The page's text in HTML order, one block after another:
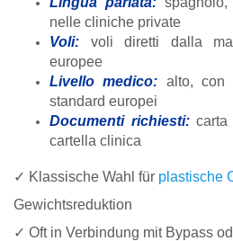
nelle cliniche private
Voli: voli diretti dalla
europee
Livello medico: alto, con
standard europei
Documenti richiesti:carta
cartella clinica
✓ Klassische Wahl für plastische
Gewichtsreduktion
✓ Oft in Verbindung mit Bypass